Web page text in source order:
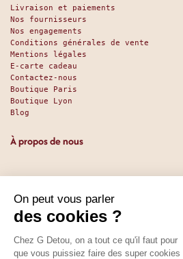
Livraison et paiements
Nos fournisseurs
Nos engagements
Conditions générales de vente
Mentions légales
E-carte cadeau
Contactez-nous
Boutique Paris
Boutique Lyon
Blog
À propos de nous
Depuis 1951, nous accueillons les
en leur promettant des produits de
prix. Que vous soyez des pros ou
cherchiez du sucré ou du salé, nous
qu’il vous faut. Et même des choses
pas. La boutique existe depuis